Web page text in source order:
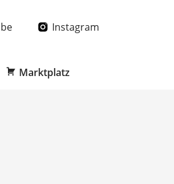
Instagram
Marktplatz